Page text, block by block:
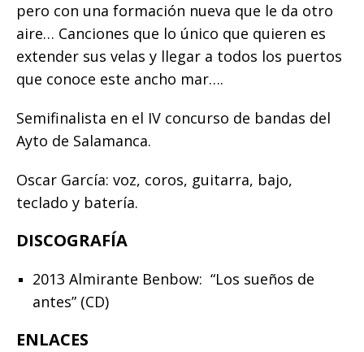
pero con una formación nueva que le da otro
aire… Canciones que lo único que quieren es
extender sus velas y llegar a todos los puertos
que conoce este ancho mar….
Semifinalista en el IV concurso de bandas del
Ayto de Salamanca.
Oscar García: voz, coros, guitarra, bajo,
teclado y batería.
DISCOGRAFÍA
2013 Almirante Benbow: “Los sueños de
antes” (CD)
ENLACES